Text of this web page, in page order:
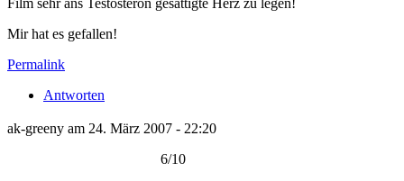
Film sehr ans Testosteron gesättigte Herz zu legen!
Mir hat es gefallen!
Permalink
Antworten
ak-greeny am 24. März 2007 - 22:20
6/10